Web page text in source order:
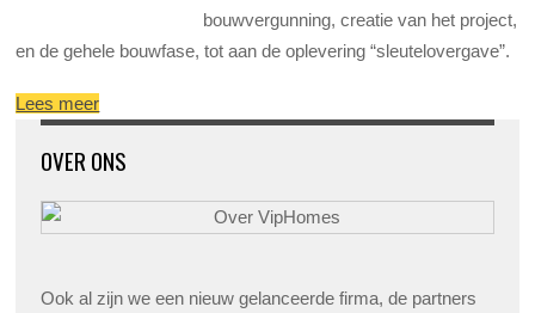
bouwvergunning, creatie van het project,
en de gehele bouwfase, tot aan de oplevering “sleutelovergave”.
Lees meer
OVER ONS
Ook al zijn we een nieuw gelanceerde firma, de partners